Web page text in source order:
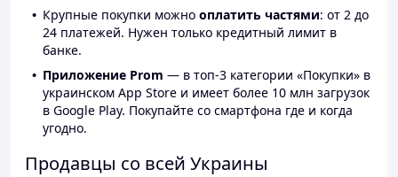
Крупные покупки можно оплатить частями: от 2 до
24 платежей. Нужен только кредитный лимит в
банке.
Приложение Prom — в топ-3 категории «Покупки» в
украинском App Store и имеет более 10 млн загрузок
в Google Play. Покупайте со смартфона где и когда
угодно.
Продавцы со всей Украины